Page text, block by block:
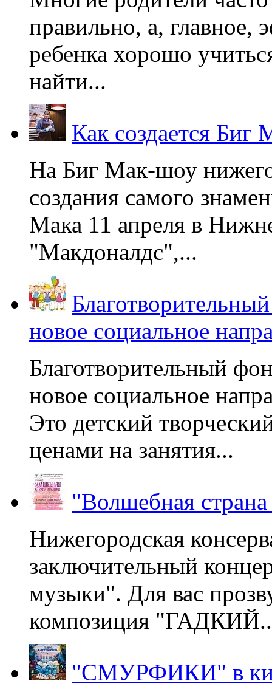
правильно, а, главное,
ребенка хорошо
найти...
Как создается Биг
На Биг Мак-шоу
создания самого
Мака 11 апреля в
"Макдоналдс",...
новое социальное
Благотворительный
новое социальное
Это детский
ценами на занятия...
"Волшебная
Нижегородская
заключительный
музыки". Для вас
композиция
"СМУРФИКИ" в